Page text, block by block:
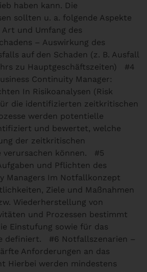
haben kann. Die
sollten u. a. folgende Aspekte
und Umfang des
– Auswirkung des
auf den Schaden (z. B. Ausfall
zu Hauptgeschäftszeiten) #4
Continuity Manager:
In Risikoanalysen (Risk
die identifizierten zeitkritischen
werden potentielle
und bewertet, welche
der zeitkritischen
verursachen können. #5
und Pflichten des
Managers Im Notfallkonzept
Ziele und Maßnahmen
Wiederherstellung von
und Prozessen bestimmt
Einstufung sowie für das
definiert. #6 Notfallszenarien –
Anforderungen an das
Hierbei werden mindestens